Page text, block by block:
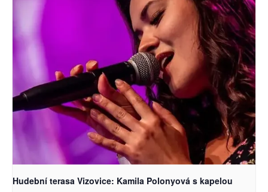
Hudební terasa Vizovice: Kamila Polonyová s kapelou